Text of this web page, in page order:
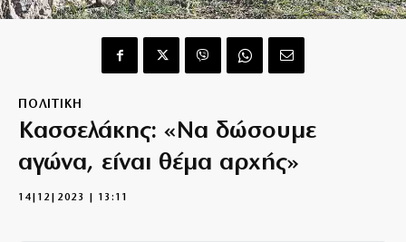
ΠΟΛΙΤΙΚΗ
Κασσελάκης: «Να δώσουμε
αγώνα, είναι θέμα αρχής»
14|12|2023 | 13:11